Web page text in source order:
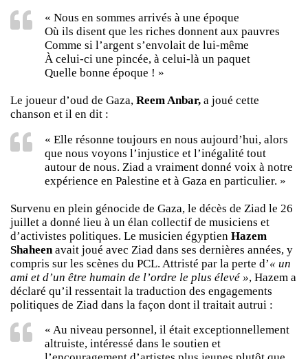
« Nous en sommes arrivés à une époque
Où ils disent que les riches donnent aux pauvres
Comme si l’argent s’envolait de lui-même
À celui-ci une pincée, à celui-là un paquet
Quelle bonne époque ! »
Le joueur d’oud de Gaza, Reem Anbar, a joué cette
chanson et il en dit :
« Elle résonne toujours en nous aujourd’hui, alors
que nous voyons l’injustice et l’inégalité tout
autour de nous. Ziad a vraiment donné voix à notre
expérience en Palestine et à Gaza en particulier. »
Survenu en plein génocide de Gaza, le décès de Ziad le 26
juillet a donné lieu à un élan collectif de musiciens et
d’activistes politiques. Le musicien égyptien Hazem
Shaheen avait joué avec Ziad dans ses dernières années, y
compris sur les scènes du PCL. Attristé par la perte d’« un
ami et d’un être humain de l’ordre le plus élevé », Hazem a
déclaré qu’il ressentait la traduction des engagements
politiques de Ziad dans la façon dont il traitait autrui :
« Au niveau personnel, il était exceptionnellement
altruiste, intéressé dans le soutien et